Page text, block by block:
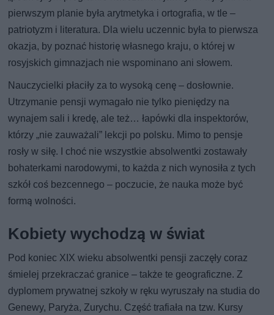
pierwszym planie była arytmetyka i ortografia, w tle –
patriotyzm i literatura. Dla wielu uczennic była to pierwsza
okazja, by poznać historię własnego kraju, o której w
rosyjskich gimnazjach nie wspominano ani słowem.
Nauczycielki płaciły za to wysoką cenę – dosłownie.
Utrzymanie pensji wymagało nie tylko pieniędzy na
wynajem sali i kredę, ale też… łapówki dla inspektorów,
którzy „nie zauważali” lekcji po polsku. Mimo to pensje
rosły w siłę. I choć nie wszystkie absolwentki zostawały
bohaterkami narodowymi, to każda z nich wynosiła z tych
szkół coś bezcennego – poczucie, że nauka może być
formą wolności.
Kobiety wychodzą w świat
Pod koniec XIX wieku absolwentki pensji zaczęły coraz
śmielej przekraczać granice – także te geograficzne. Z
dyplomem prywatnej szkoły w ręku wyruszały na studia do
Genewy, Paryża, Zurychu. Część trafiała na tzw. Kursy